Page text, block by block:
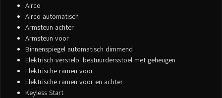
Airco
Airco automatisch
Armsteun achter
Armsteun voor
Binnenspiegel automatisch dimmend
Elektrisch verstelb. bestuurdersstoel met geheugen
Elektrische ramen voor
Elektrische ramen voor en achter
Keyless Start